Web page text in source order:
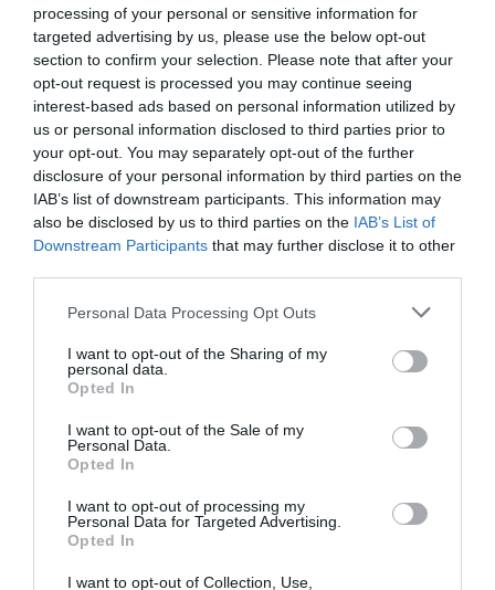
processing of your personal or sensitive information for
targeted advertising by us, please use the below opt-out
section to confirm your selection. Please note that after your
opt-out request is processed you may continue seeing
interest-based ads based on personal information utilized by
us or personal information disclosed to third parties prior to
your opt-out. You may separately opt-out of the further
disclosure of your personal information by third parties on the
IAB’s list of downstream participants. This information may
also be disclosed by us to third parties on the IAB’s List of
Downstream Participants that may further disclose it to other
Personal Data Processing Opt Outs
I want to opt-out of the Sharing of my
personal data.
Opted In
I want to opt-out of the Sale of my
Personal Data.
Opted In
I want to opt-out of processing my
Personal Data for Targeted Advertising.
Opted In
I want to opt-out of Collection, Use,
RÉPONDRE
Victor a commenté :
2 décembre 2017 - 13
Dans tout ça n’oublions pas que Corsair est en vente
et depuis un certain temps XL fait tout pour rester
en l’air…promo..départ dans les villes de
province,Toulouse,Brest etc..ETC…,m’ouais pas sur
que ça marchera leur code share…
RÉPONDRE
flyrelaxa commenté :
Cubana, faute d’avion, cesse de desservir Cuba au départ de
la France : son transporteur espagnol Air Plus a réduit la